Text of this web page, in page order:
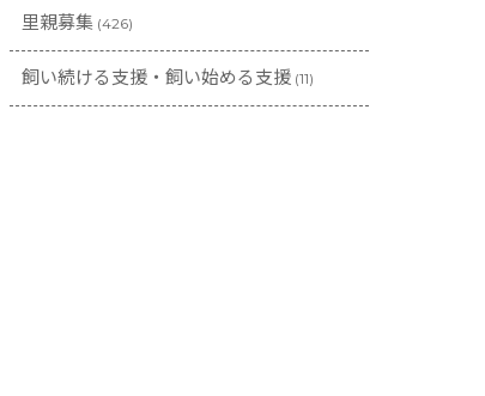
里親募集 (426)
飼い続ける支援・飼い始める支援 (11)